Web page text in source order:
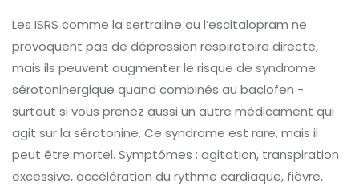
Les ISRS comme la sertraline ou l’escitalopram ne
provoquent pas de dépression respiratoire directe,
mais ils peuvent augmenter le risque de syndrome
sérotoninergique quand combinés au baclofen -
surtout si vous prenez aussi un autre médicament qui
agit sur la sérotonine. Ce syndrome est rare, mais il
peut être mortel. Symptômes : agitation, transpiration
excessive, accélération du rythme cardiaque, fièvre,